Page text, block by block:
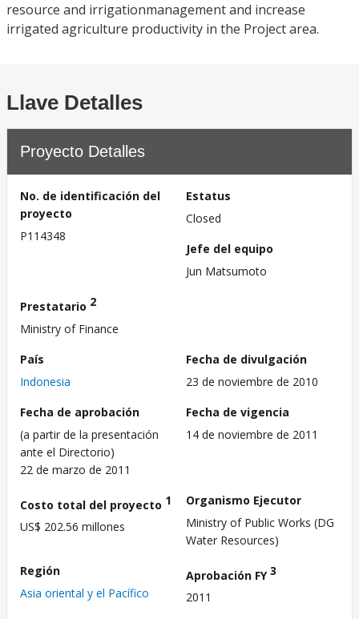
resource and irrigationmanagement and increase
irrigated agriculture productivity in the Project area.
Llave Detalles
Proyecto Detalles
No. de identificación del
proyecto
P114348
Estatus
Closed
Jefe del equipo
Jun Matsumoto
Prestatario 2
Ministry of Finance
País
Indonesia
Fecha de divulgación
23 de noviembre de 2010
Fecha de aprobación
(a partir de la presentación
ante el Directorio)
22 de marzo de 2011
Fecha de vigencia
14 de noviembre de 2011
Costo total del proyecto 1
US$ 202.56 millones
Organismo Ejecutor
Ministry of Public Works (DG
Water Resources)
Región
Asia oriental y el Pacífico
Aprobación FY3
2011